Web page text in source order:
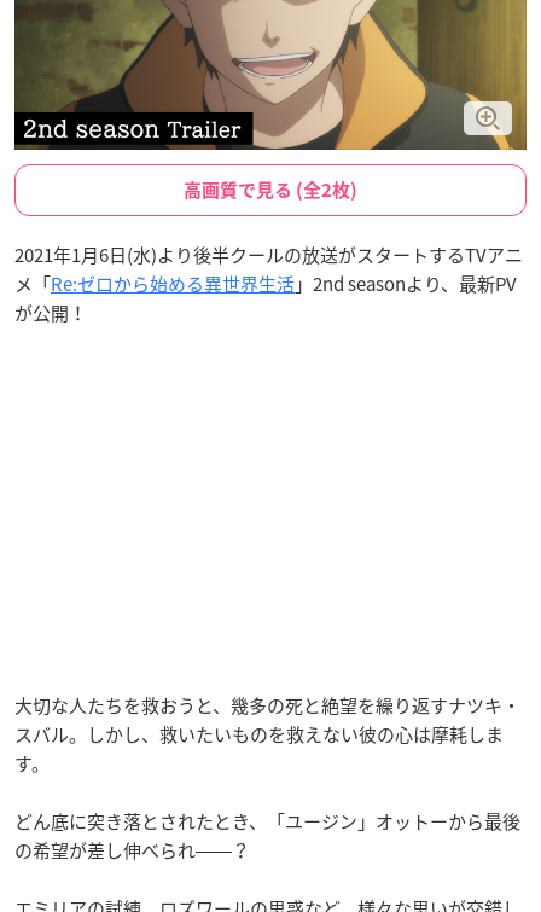
高画質で見る (全2枚)
2021年1月6日(水)より後半クールの放送がスタートするTVアニ
メ「Re:ゼロから始める異世界生活」2nd seasonより、最新PV
が公開！
大切な人たちを救おうと、幾多の死と絶望を繰り返すナツキ・
スバル。しかし、救いたいものを救えない彼の心は摩耗しま
す。
どん底に突き落とされたとき、「ユージン」オットーから最後
の希望が差し伸べられ――？